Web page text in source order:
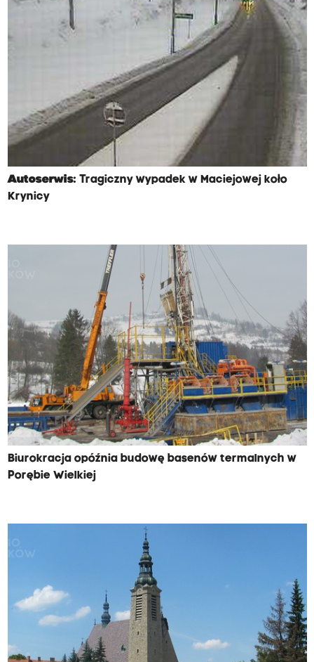
Autoserwis: Tragiczny wypadek w Maciejowej koło
Krynicy
Biurokracja opóźnia budowę basenów termalnych w
Porębie Wielkiej